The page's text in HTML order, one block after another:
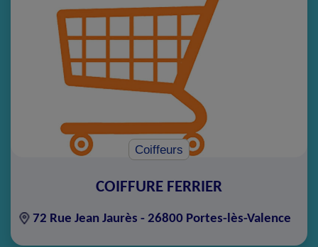
Coiffeurs
COIFFURE FERRIER
72 Rue Jean Jaurès - 26800 Portes-lès-Valence